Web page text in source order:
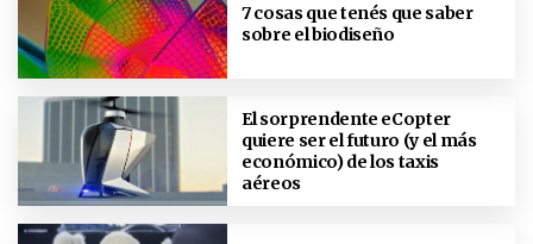
7 cosas que tenés que saber
sobre el biodiseño
El sorprendente eCopter
quiere ser el futuro (y el más
económico) de los taxis
aéreos